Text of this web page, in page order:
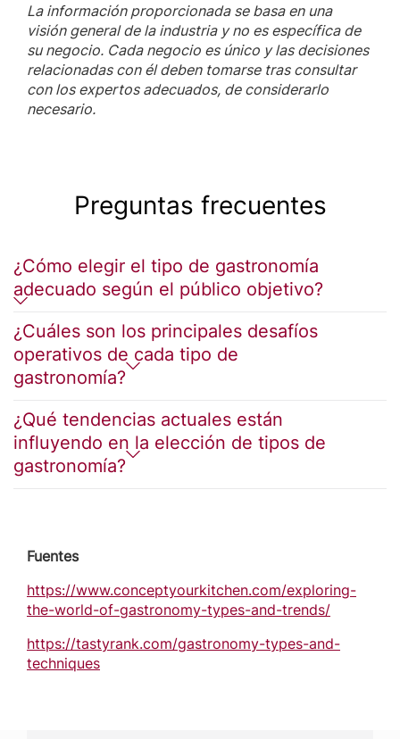
La información proporcionada se basa en una
visión general de la industria y no es específica de
su negocio. Cada negocio es único y las decisiones
relacionadas con él deben tomarse tras consultar
con los expertos adecuados, de considerarlo
necesario.
Preguntas frecuentes
¿Cómo elegir el tipo de gastronomía
adecuado según el público objetivo?
¿Cuáles son los principales desafíos
operativos de cada tipo de
gastronomía?
¿Qué tendencias actuales están
influyendo en la elección de tipos de
gastronomía?
Fuentes
https://www.conceptyourkitchen.com/exploring-
the-world-of-gastronomy-types-and-trends/
https://tastyrank.com/gastronomy-types-and-
techniques